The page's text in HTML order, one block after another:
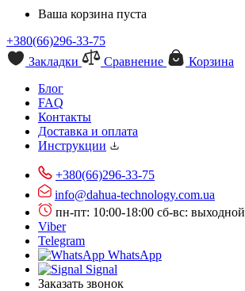
Ваша корзина пуста
+380(66)296-33-75
Закладки
Сравнение
Корзина
Блог
FAQ
Контакты
Доставка и оплата
Инструкции
+380(66)296-33-75
info@dahua-technology.com.ua
пн-пт: 10:00-18:00 сб-вс: выходной
Viber
Telegram
WhatsApp
Signal
Заказать звонок